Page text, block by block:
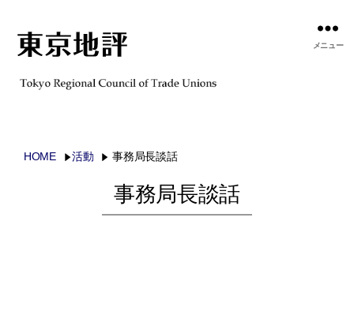
メニュー
HOME 活動 事務局長談話
事務局長談話